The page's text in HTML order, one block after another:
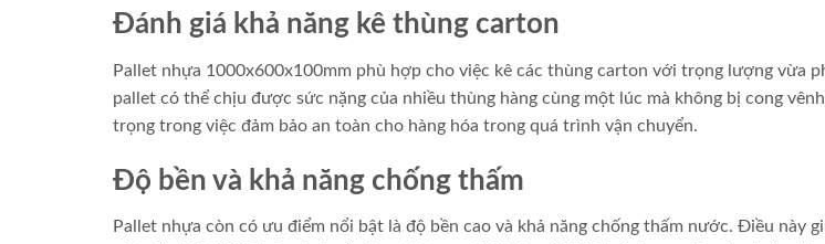
Đánh giá khả năng kê thùng carton
Pallet nhựa 1000x600x100mm phù hợp cho việc kê các thùng carton với trọng lượng vừa
pallet có thể chịu được sức nặng của nhiều thùng hàng cùng một lúc mà không bị cong
trọng trong việc đảm bảo an toàn cho hàng hóa trong quá trình vận chuyển.
Độ bền và khả năng chống thấm
Pallet nhựa còn có ưu điểm nổi bật là độ bền cao và khả năng chống thấm nước. Điều này